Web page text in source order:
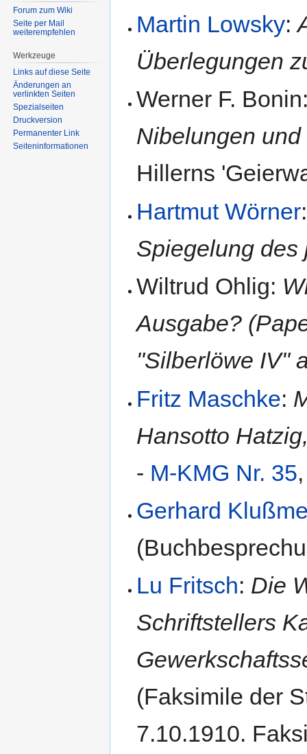
Martin Lowsky:
Überlegungen
Werner F.
Nibelungen
Hillerns
Hartmut Wörner
Spiegelung des
Wiltrud Ohlig:
Ausgabe?
"Silberlöwe IV"
Fritz Maschke:
Hansotto
- M-KMG Nr. 35
Gerhard
Lu Fritsch: Die
Schriftstellers
(Faksimile der
7.10.1910.
Forum zum Wiki
Seite per Mail
weiterempfehlen
Werkzeuge
Links auf diese Seite
Änderungen an
verlinkten Seiten
Spezialseiten
Druckversion
Permanenter Link
Seiten­informationen